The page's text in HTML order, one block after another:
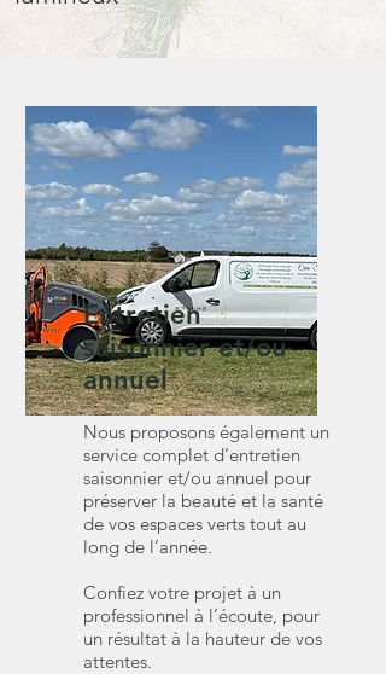
Entretien
saisonnier et/ou
annuel
Nous proposons également un
service complet d’entretien
saisonnier et/ou annuel pour
préserver la beauté et la santé
de vos espaces verts tout au
long de l’année.
Confiez votre projet à un
professionnel à l’écoute, pour
un résultat à la hauteur de vos
attentes.